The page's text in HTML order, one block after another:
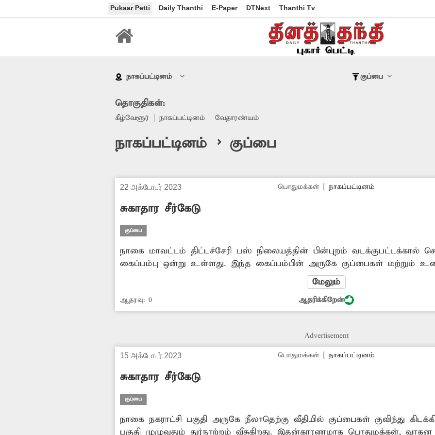
Pukaar Petti Daily Thanthi E-Paper DTNext Thanthi Tv
நாகப்பட்டினம் குப்பை
தொகுதிகள்:
கீழ்வேளூர் நாகப்பட்டினம் வேதாரண்யம்
நாகப்பட்டினம் > குப்பை
22 அக்டோபர் 2023 பொதுமக்கள் |நாகப்பட்டினம்
சுகாதார சீர்கேடு
குப்பை
நாகை மாவட்டம் திட்டச்சேரி பஸ் நிலையத்தின் பின்புறம் வடக்குபட்டக்கால்
கைப்பம்பு ஒன்று உள்ளது. இந்த கைப்பம்பின் அருகே குப்பைகள் மற்றும்
கொட்டிச்செல்கின்றனர். இதனால் அந்த பகுதி முழுவதும் துர்நாற்றம்
கொசுக்களும் அதிகளவில் உற்பத்தியாவதால் சுகாதார சீர்கேடு ஏற்பட்டு
உள்ளது. எனவே, சம்பந்தப்பட்ட அதிகாரிகள் மேற்கண்ட பகுதியில்
கொட்டப்படுவதை தடுக்க நடவடிக்கை எடுக்க வேண்டும்.
மேலும்
ஆதரவு: 0 ஆதரிக்கிறேன்
Advertisement
15 அக்டோபர் 2023 பொதுமக்கள் |நாகப்பட்டினம்
சுகாதார சீர்கேடு
குப்பை
நாகை நகராட்சி பகுதி அருகே நீலாதெற்கு வீதியில் குப்பைகள் குவிந்து கிடக்கிறது. இதனால் அந்த
பகுதி முழுவதும் துர்நாற்றம் வீசுகிறது. இதன்காரணமாக பொதுமக்கள்,